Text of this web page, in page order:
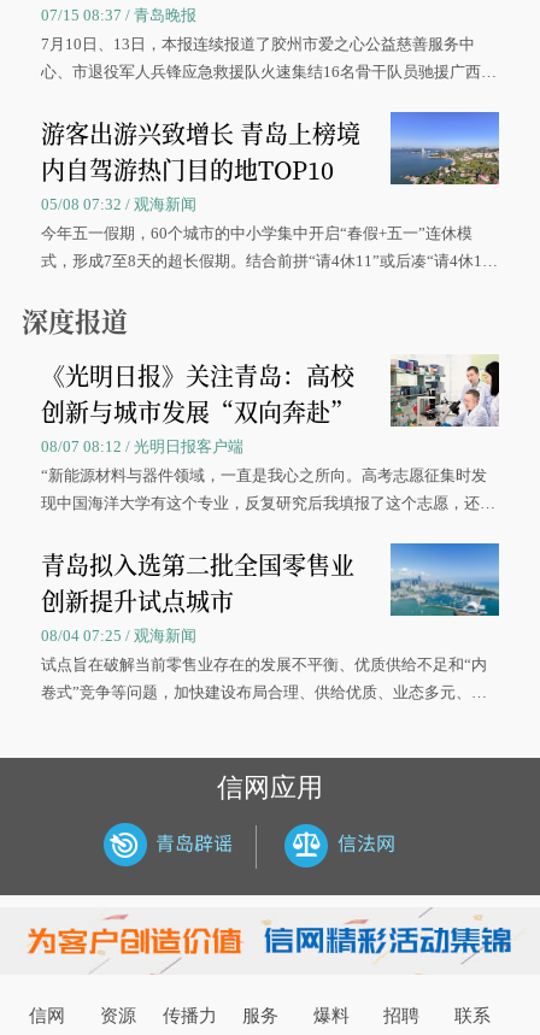
07/15 08:37 / 青岛晚报
7月10日、13日，本报连续报道了胶州市爱之心公益慈善服务中
心、市退役军人兵锋应急救援队火速集结16名骨干队员驰援广西灾
游客出游兴致增长 青岛上榜境
内自驾游热门目的地TOP10
05/08 07:32 / 观海新闻
今年五一假期，60个城市的中小学集中开启“春假+五一”连休模
式，形成7至8天的超长假期。结合前拼“请4休11”或后凑“请4休1
深度报道
《光明日报》关注青岛：高校
创新与城市发展“双向奔赴”
08/07 08:12 / 光明日报客户端
“新能源材料与器件领域，一直是我心之所向。高考志愿征集时发
现中国海洋大学有这个专业，反复研究后我填报了这个志愿，还真
大学材料科学与工程学院材料类专业的录取通知书。
青岛拟入选第二批全国零售业
创新提升试点城市
08/04 07:25 / 观海新闻
试点旨在破解当前零售业存在的发展不平衡、优质供给不足和“内
卷式”竞争等问题，加快建设布局合理、供给优质、业态多元、智
信网应用
信网 资源 传播力 服务 爆料 招聘 联系